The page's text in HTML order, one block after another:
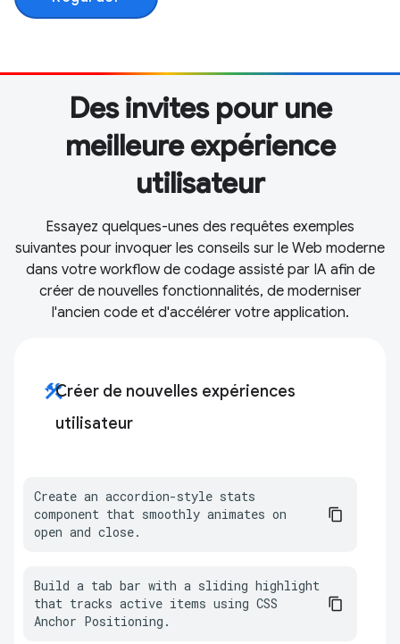
Des invites pour une
meilleure expérience
utilisateur
Essayez quelques-unes des requêtes exemples
suivantes pour invoquer les conseils sur le Web moderne
dans votre workflow de codage assisté par IA afin de
créer de nouvelles fonctionnalités, de moderniser
l'ancien code et d'accélérer votre application.
constructionCréer de nouvelles expériences
utilisateur
Create an accordion-style stats
component that smoothly animates on
open and close.
Build a tab bar with a sliding highlight
that tracks active items using CSS
Anchor Positioning.